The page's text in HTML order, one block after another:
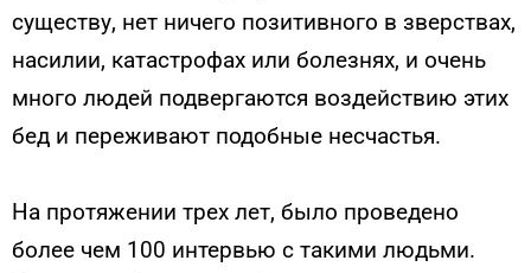
существу, нет ничего позитивного в зверствах,
насилии, катастрофах или болезнях, и очень
много людей подвергаются воздействию этих
бед и переживают подобные несчастья.
На протяжении трех лет, было проведено
более чем 100 интервью с такими людьми.